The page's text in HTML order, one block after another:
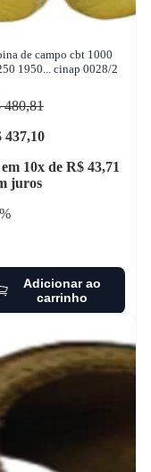
de campo cbt 1000
1950... cinap 0028/2
480,81
437,10
em 10x de R$ 43,71
juros
Adicionar ao
carrinho